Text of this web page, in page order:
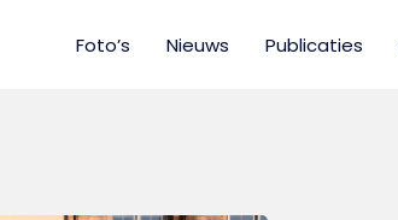
Foto’s Nieuws Publicaties